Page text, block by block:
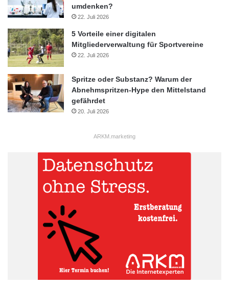
umdenken?
22. Juli 2026
5 Vorteile einer digitalen
Mitgliederverwaltung für Sportvereine
22. Juli 2026
Spritze oder Substanz? Warum der
Abnehmspritzen-Hype den Mittelstand
gefährdet
20. Juli 2026
ARKM.marketing